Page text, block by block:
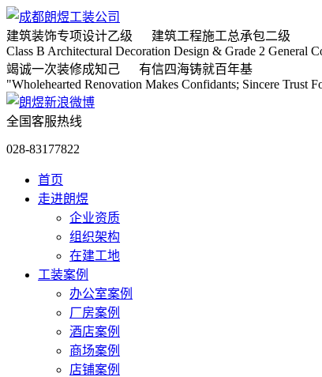
建筑装饰专项设计乙级 建筑工程施工总承包二级
Class B Architectural Decoration Design & Grade 2 General
竭诚一次装修成知己 有信四海铸就百年基
"Wholehearted Renovation Makes Confidants; Sincere Trust
全国客服热线
028-83177822
首页
走进朗煜
企业资质
组织架构
在建工地
工装案例
办公室案例
厂房案例
酒店案例
商场案例
店铺案例